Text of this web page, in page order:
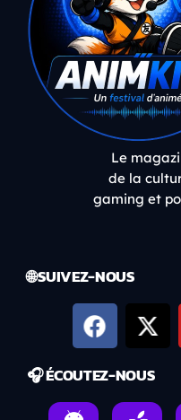
Le
de la
gaming et
🌐 SUIVEZ-NOUS
🎧 ÉCOUTEZ-NOUS